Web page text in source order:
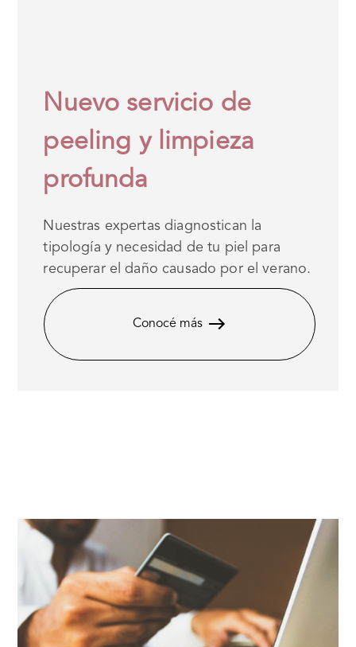
Nuevo servicio de
peeling y limpieza
profunda
Nuestras expertas diagnostican la
tipología y necesidad de tu piel para
recuperar el daño causado por el verano.
Conocé más